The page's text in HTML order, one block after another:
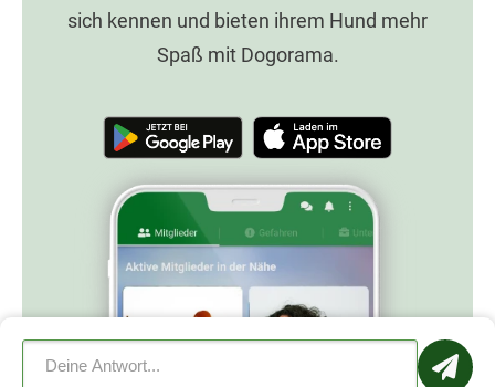
sich kennen und bieten ihrem Hund mehr
Spaß mit Dogorama.